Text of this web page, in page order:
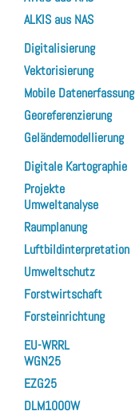
ALKIS aus NAS
Digitalisierung
Vektorisierung
Mobile Datenerfassung
Georeferenzierung
Geländemodellierung
Digitale Kartographie
Projekte
Umweltanalyse
Raumplanung
Luftbildinterpretation
Umweltschutz
Forstwirtschaft
Forsteinrichtung
EU-WRRL
WGN25
EZG25
DLM1000W